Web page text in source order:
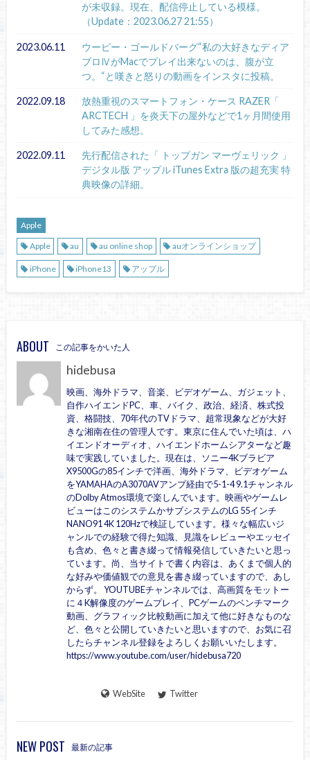
が未収録。現在、配信停止している模様。
（Update：2023.06.27 21:55）
2023.06.11
ウーピー・ゴールドバーグ“私の大好きなディア
ブロⅣがMacでプレイ出来ないのは、腹が立
つ。“と嘆きと怒りの動画をインスタに投稿。
2022.09.18
放熱重視のスマートフォン・ケース RAZER「
ARCTECH 」を炎天下の屋外などで1ヶ月間使用
してみた感想。
2022.09.11
先行配信された「 トップガン マーヴェリック 」
デジタル版 アップル iTunes Extra 版の超充実 特
典映像の詳細。
Apple
Apple
au au online shop auオンラインショップ
iPhone iPhone13 アップル
ABOUT この記事をかいた人
hidebusa
映画、海外ドラマ、音楽、ビデオゲーム、ガジェット、
自作ハイエンドPC、車、バイク、政治、経済、株式投
資、格闘技、70年代のTVドラマ、超常現象などが大好
きな湘南在住の管理人です。東京に住んでいた頃は、ハ
イエンドオーディオ、ハイエンドホームシアターなど趣
味で実践していました。現在は、ソニー4Kブラビア
X9500Gの85インチで洋画、海外ドラマ、ビデオゲーム
をYAMAHAのA3070AVアンプ経由で5-1-4 9.1チャンネル
のDolby Atmos環境で楽しんでいます。映画やゲームレ
ビューはこのシステムかサブシステムのLG 55インチ
NANO91 4K 120Hzで検証しています。様々な幅広いジ
ャンルでの経験で得た知識、見識をレビューやエッセイ
も含め、色々と書き綴って情報発信していきたいと思っ
ています。尚、当サイトで書く内容は、あくまで個人的
な好みや価値観での意見を書き綴っていますので、あし
からず。 YOUTUBEチャンネルでは、高画質をモットー
に４K解像度のゲームプレイ、PCゲームのベンチマーク
動画、グラフィック比較動画に加えて他に好きなものな
ど、色々と公開していきたいと思いますので、お気に召
したらチャンネル登録をよろしくお願いいたします。
https://www.youtube.com/user/hidebusa720
WebSite Twitter
NEW POST 最新の記事